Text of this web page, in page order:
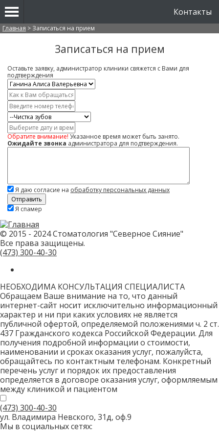
Контакты
Вы здесь
Главная > Записаться на прием
Записаться на прием
Оставьте заявку, администратор клиники свяжется с Вами для
подтверждения
Врач
*
Имя
*
Контактный
телефон
*
Услуга
Дата
и
время
Обратите внимание! Указанное время может быть занято.
Ожидайте звонка администратора для подтверждения.
Комментарий
Я даю согласие на обработку персональных данных
Скажите,
не
заполняйте
это
поле.
CAPTCHA
только
роботов!
Я спамер
© 2015 - 2024 Стоматология "Северное Сияние"
Все права защищены.
(473) 300-40-30
НЕОБХОДИМА КОНСУЛЬТАЦИЯ СПЕЦИАЛИСТА
Обращаем Ваше внимание на то, что данный
интернет-сайт носит исключительно информационный
характер и ни при каких условиях не является
публичной офертой, определяемой положениями ч. 2 ст.
437 Гражданского кодекса Российской Федерации. Для
получения подробной информации о стоимости,
наименовании и сроках оказания услуг, пожалуйста,
обращайтесь по контактным телефонам. Конкретный
перечень услуг и порядок их предоставления
определяется в договоре оказания услуг, оформляемым
между клиникой и пациентом
(473) 300-40-30
ул. Владимира Невского, 31д, оф.9
Мы в социальных сетях: